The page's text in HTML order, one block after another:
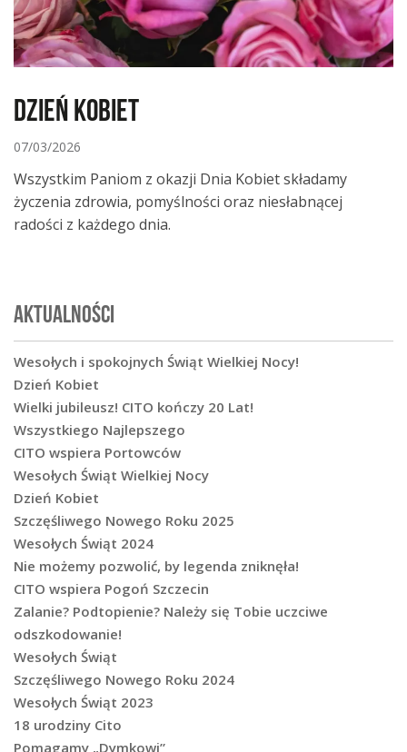
Dzień Kobiet
07/03/2026
Wszystkim Paniom z okazji Dnia Kobiet składamy
życzenia zdrowia, pomyślności oraz niesłabnącej
radości z każdego dnia.
AKTUALNOŚCI
Wesołych i spokojnych Świąt Wielkiej Nocy!
Dzień Kobiet
Wielki jubileusz! CITO kończy 20 Lat!
Wszystkiego Najlepszego
CITO wspiera Portowców
Wesołych Świąt Wielkiej Nocy
Dzień Kobiet
Szczęśliwego Nowego Roku 2025
Wesołych Świąt 2024
Nie możemy pozwolić, by legenda zniknęła!
CITO wspiera Pogoń Szczecin
Zalanie? Podtopienie? Należy się Tobie uczciwe
odszkodowanie!
Wesołych Świąt
Szczęśliwego Nowego Roku 2024
Wesołych Świąt 2023
18 urodziny Cito
Pomagamy „Dymkowi”